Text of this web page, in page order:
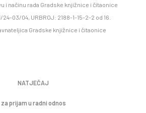
i načinu rada Gradske knjižnice i čitaonice
03/04, URBROJ: 2188-1-15-2-2 od 16.
Gradske knjižnice i čitaonice
NATJEČAJ
za prijam u radni odnos